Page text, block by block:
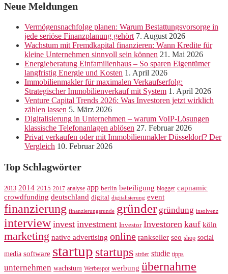
Neue Meldungen
Vermögensnachfolge planen: Warum Bestattungsvorsorge in
jede seriöse Finanzplanung gehört 7. August 2026
Wachstum mit Fremdkapital finanzieren: Wann Kredite für
kleine Unternehmen sinnvoll sein können 21. Mai 2026
Energieberatung Einfamilienhaus – So sparen Eigentümer
langfristig Energie und Kosten 1. April 2026
Immobilienmakler für maximalen Verkaufserfolg:
Strategischer Immobilienverkauf mit System 1. April 2026
Venture Capital Trends 2026: Was Investoren jetzt wirklich
zählen lassen 5. März 2026
Digitalisierung in Unternehmen – warum VoIP-Lösungen
klassische Telefonanlagen ablösen 27. Februar 2026
Privat verkaufen oder mit Immobilienmakler Düsseldorf? Der
Vergleich 10. Februar 2026
Top Schlagwörter
2013 2014 2015 2017 analyse app berlin beteiligung blogger capnamic
crowdfunding deutschland digital digitalisierung event
finanzierung finanzierungsrunde gründer gründung insolvenz
interview invest investment Investor Investoren kauf köln
marketing native advertising online rankseller seo shop social
media software startup startups ströer studie tipps
unternehmen wachstum Werbespot werbung übernahme